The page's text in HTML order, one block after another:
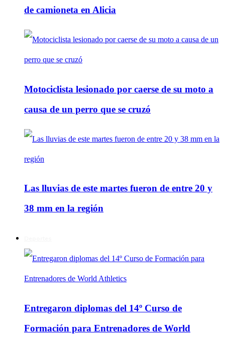
de camioneta en Alicia
Motociclista lesionado por caerse de su moto a
causa de un perro que se cruzó
Las lluvias de este martes fueron de entre 20 y
38 mm en la región
Entregaron diplomas del 14º Curso de
Formación para Entrenadores de World